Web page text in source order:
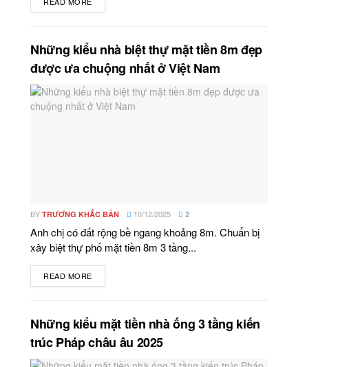
Những kiểu nhà biệt thự mặt tiền 8m đẹp
được ưa chuộng nhất ở Việt Nam
BY TRƯƠNG KHẮC BẢN 10/12/2025 2
Anh chị có đất rộng bề ngang khoảng 8m. Chuẩn bị
xây biệt thự phố mặt tiền 8m 3 tầng...
READ MORE
Những kiểu mặt tiền nhà ống 3 tầng kiến
trúc Pháp châu âu 2025